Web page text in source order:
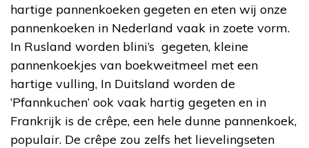
hartige pannenkoeken gegeten en eten wij onze
pannenkoeken in Nederland vaak in zoete vorm.
In Rusland worden blini’s gegeten, kleine
pannenkoekjes van boekweitmeel met een
hartige vulling, In Duitsland worden de
‘Pfannkuchen’ ook vaak hartig gegeten en in
Frankrijk is de crêpe, een hele dunne pannenkoek,
populair. De crêpe zou zelfs het lievelingseten